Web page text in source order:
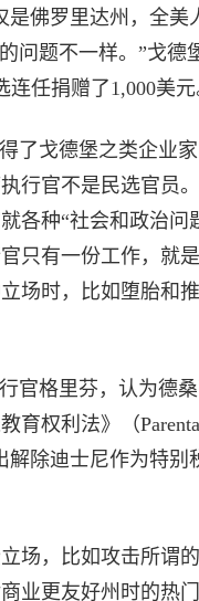
是佛罗里达州，全
问题不一样。”戈
任捐赠了1,000美元
了戈德堡之类企业
行官不是民选官员
各种“社会和政治问
只有一份工作，就
场时，比如堕胎和
官格里芬，认为德
育权利法》（
解除迪士尼作为特
场，比如攻击所谓
业更友好州时的热